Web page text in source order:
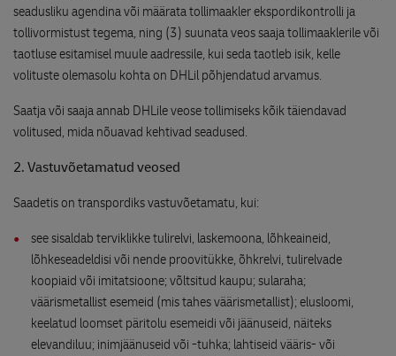
seadusliku agendina või määrata tollimaakler ekspordikontrolli ja
tollivormistust tegema, ning (3) suunata veos saaja tollimaaklerile või
taotluse esitamisel muule aadressile, kui seda taotleb isik, kelle
volituste olemasolu kohta on DHLil põhjendatud arvamus.
Saatja või saaja annab DHLile veose tollimiseks kõik täiendavad
volitused, mida nõuavad kehtivad seadused.
2. Vastuvõetamatud veosed
Saadetis on transpordiks vastuvõetamatu, kui:
see sisaldab terviklikke tulirelvi, laskemoona, lõhkeaineid,
lõhkeseadeldisi või nende proovitükke, õhkrelvi, tulirelvade
koopiaid või imitatsioone; võltsitud kaupu; sularaha;
väärismetallist esemeid (mis tahes väärismetallist); elusloomi,
keelatud loomset päritolu esemeidi või jäänuseid, näiteks
elevandiluu; inimjäänuseid või -tuhka; lahtiseid vääris- või